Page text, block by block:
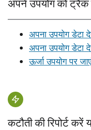
अपने उपयोग को
अपना उपयोग डेटा
अपना उपयोग डेटा
ऊर्जा उपयोग पर
कटौती की रिपोर्ट करें